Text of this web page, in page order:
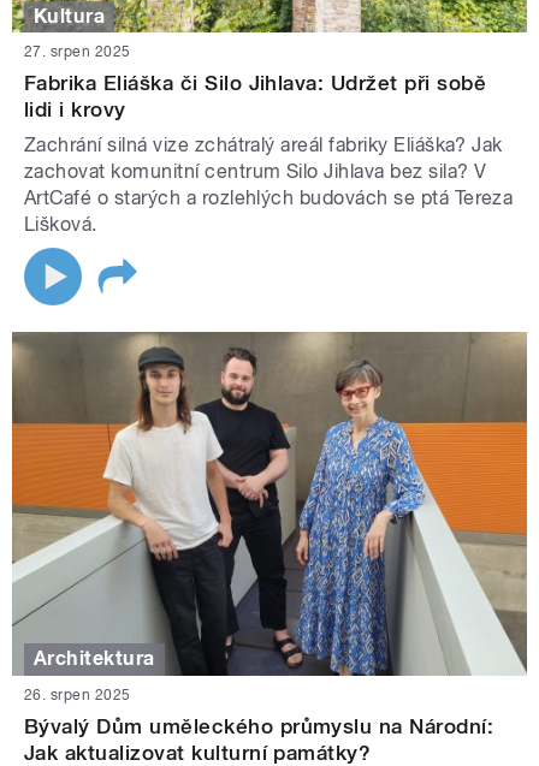
Kultura
27. srpen 2025
Fabrika Eliáška či Silo Jihlava: Udržet při sobě
lidi i krovy
Zachrání silná vize zchátralý areál fabriky Eliáška? Jak
zachovat komunitní centrum Silo Jihlava bez sila? V
ArtCafé o starých a rozlehlých budovách se ptá Tereza
Lišková.
Architektura
26. srpen 2025
Bývalý Dům uměleckého průmyslu na Národní:
Jak aktualizovat kulturní památky?